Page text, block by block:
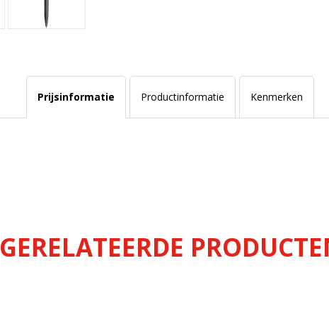
Prijsinformatie Productinformatie Kenmerken
GERELATEERDE